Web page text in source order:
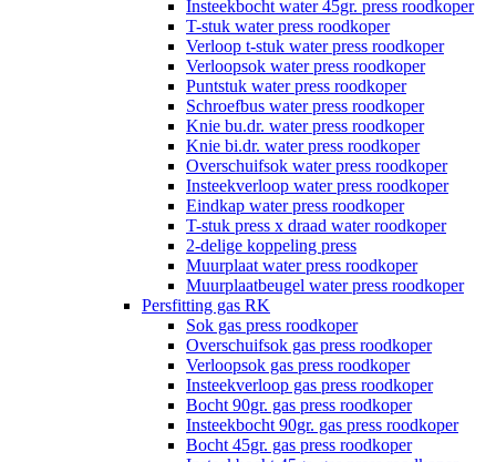
Insteekbocht water 45gr. press roodkoper
T-stuk water press roodkoper
Verloop t-stuk water press roodkoper
Verloopsok water press roodkoper
Puntstuk water press roodkoper
Schroefbus water press roodkoper
Knie bu.dr. water press roodkoper
Knie bi.dr. water press roodkoper
Overschuifsok water press roodkoper
Insteekverloop water press roodkoper
Eindkap water press roodkoper
T-stuk press x draad water roodkoper
2-delige koppeling press
Muurplaat water press roodkoper
Muurplaatbeugel water press roodkoper
Persfitting gas RK
Sok gas press roodkoper
Overschuifsok gas press roodkoper
Verloopsok gas press roodkoper
Insteekverloop gas press roodkoper
Bocht 90gr. gas press roodkoper
Insteekbocht 90gr. gas press roodkoper
Bocht 45gr. gas press roodkoper